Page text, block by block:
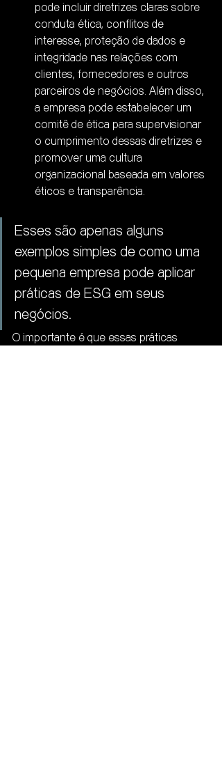
pode incluir diretrizes claras sobre
conduta ética, conflitos de
interesse, proteção de dados e
integridade nas relações com
clientes, fornecedores e outros
parceiros de negócios. Além disso,
a empresa pode estabelecer um
comitê de ética para supervisionar
o cumprimento dessas diretrizes e
promover uma cultura
organizacional baseada em valores
éticos e transparência.
Esses são apenas alguns
exemplos simples de como uma
pequena empresa pode aplicar
práticas de ESG em seus
negócios.
O importante é que essas práticas